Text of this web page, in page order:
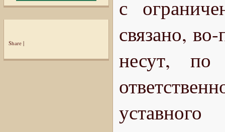
Share |
с
связано,
несут, по